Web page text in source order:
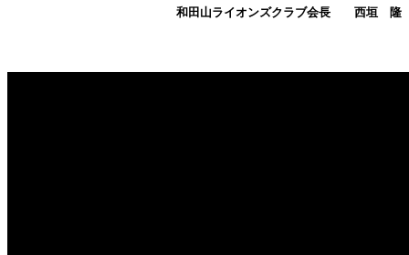
和田山ライオンズクラブ会長 西垣 隆